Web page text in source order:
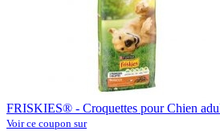
FRISKIES® - Croquettes pour Chien
Voir ce coupon sur